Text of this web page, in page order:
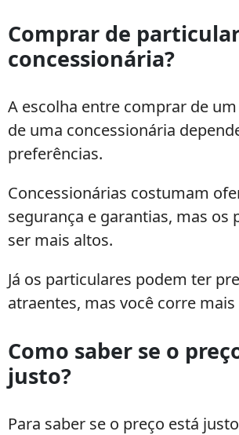
Comprar de
concessionária?
A escolha entre comprar de
de uma concessionária
preferências.
Concessionárias costumam
segurança e garantias, mas os
ser mais altos.
Já os particulares podem ter
atraentes, mas você corre mais
Como saber se o
justo?
Para saber se o preço está